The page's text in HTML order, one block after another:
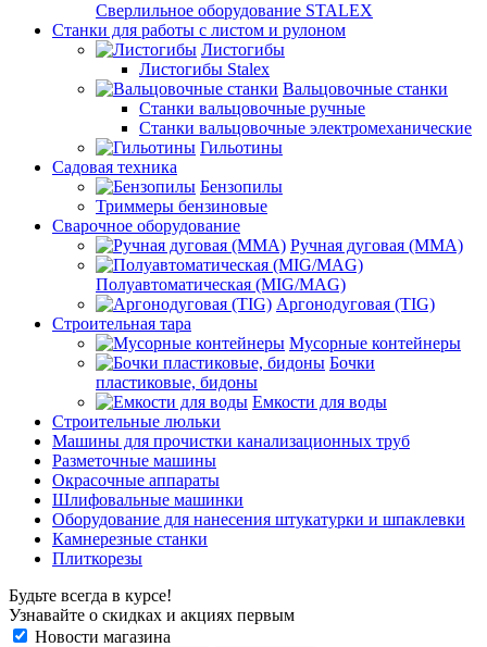
Сверлильное оборудование STALEX
Станки для работы с листом и рулоном
Листогибы
Листогибы Stalex
Вальцовочные станки
Станки вальцовочные ручные
Станки вальцовочные электромеханические
Гильотины
Садовая техника
Бензопилы
Триммеры бензиновые
Сварочное оборудование
Ручная дуговая (MMA)
Полуавтоматическая (MIG/MAG)
Аргонодуговая (TIG)
Строительная тара
Мусорные контейнеры
Бочки
пластиковые, бидоны
Емкости для воды
Строительные люльки
Машины для прочистки канализационных труб
Разметочные машины
Окрасочные аппараты
Шлифовальные машинки
Оборудование для нанесения штукатурки и шпаклевки
Камнерезные станки
Плиткорезы
Будьте всегда в курсе!
Узнавайте о скидках и акциях первым
Новости магазина